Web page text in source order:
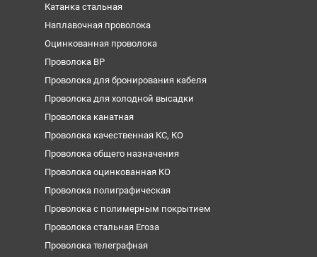
Катанка стальная
Наплавочная проволока
Оцинкованная проволока
Проволока ВР
Проволока для бронирования кабеля
Проволока для холодной высадки
Проволока канатная
Проволока качественная КС, КО
Проволока общего назначения
Проволока оцинкованная КО
Проволока полиграфическая
Проволока с полимерным покрытием
Проволока стальная Егоза
Проволока телеграфная